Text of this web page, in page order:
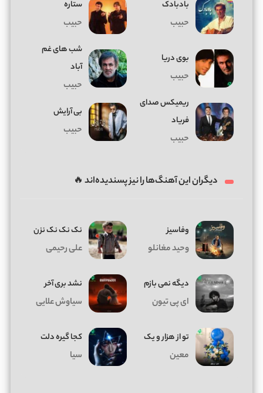
بادبادک
حبیب
ستاره
حبیب
بوی دریا
حبیب
شب های غم
آباد
حبیب
ریمیکس صدای
فریاد
حبیب
بی آرایش
حبیب
دیگران این آهنگ‌ها را نیز پسندیده‌اند 🔥
وفاسیز
وحید مغانلو
نک نک نک نزن
علی رحیمی
دیگه نمی بازم
ای پی تیون
نشد بری آخر
سیاوش علایی
تو از هزار و یک
معین
کجا گیره دلت
سیا